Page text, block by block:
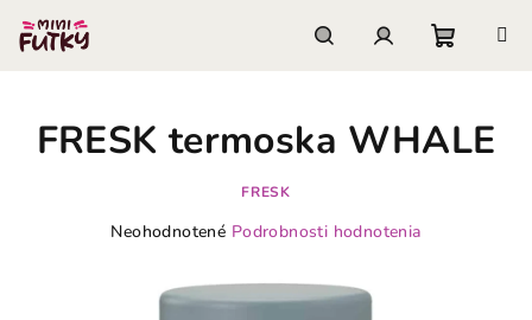
obsah
košík
FRESK termoska WHALE
FRESK
Priemerné
Neohodnotené Podrobnosti hodnotenia